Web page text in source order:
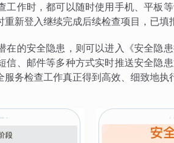
工作时，都可以随时使用手机、平板
新登入继续完成后续检查项目，已填
在的安全隐患，则可以进入《安全隐
信、邮件等多种方式实时推送安全隐
务检查工作真正得到高效、细致地执